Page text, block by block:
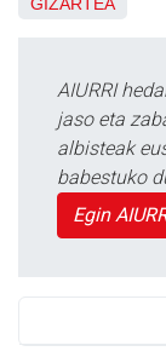
GIZARTEA
AIURRI
jaso eta
albisteak
babestuko
Egin